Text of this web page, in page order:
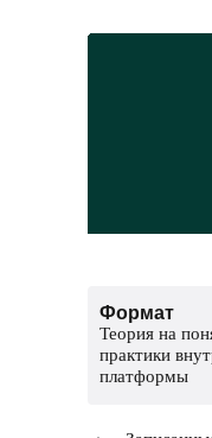
Формат
Теория на
практики
платформы